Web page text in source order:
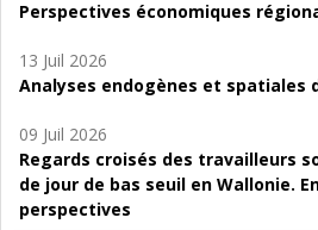
Perspectives économiques
13 Juil 2026
Analyses endogènes et spatiales
09 Juil 2026
Regards croisés des travailleurs
de jour de bas seuil en Wallonie.
perspectives